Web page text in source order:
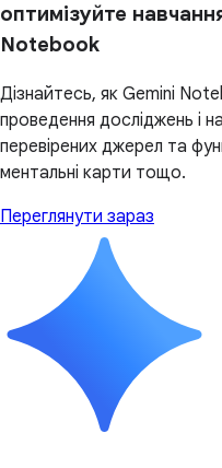
оптимізуйте
Notebook
Дізнайтесь, як Gemini
проведення досліджень і
перевірених джерел та
ментальні карти тощо.
Переглянути зараз